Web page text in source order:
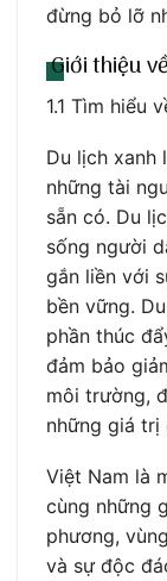
đừng bỏ lỡ
Giới thiệu
1.1 Tìm hiểu
Du lịch xanh
những tài
sẵn có. Du
sống người
gắn liền với
bền vững.
phần thúc
đảm bảo
môi trường,
những giá trị
Việt Nam là
cùng những
phương,
và sự độc